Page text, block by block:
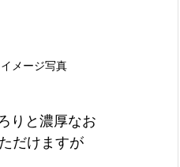
メージ写真
りと濃厚なお
だけますが